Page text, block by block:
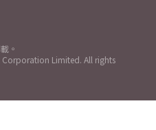
。
Limited. All rights